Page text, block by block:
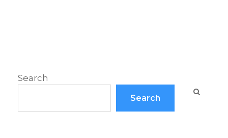
Search
Search